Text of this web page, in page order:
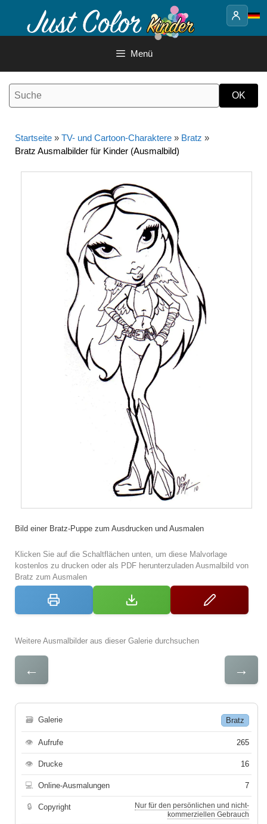
Inhalt
Menü
Startseite » TV- und Cartoon-Charaktere » Bratz »
Bratz Ausmalbilder für Kinder (Ausmalbild)
Bild einer Bratz-Puppe zum Ausdrucken und Ausmalen
Klicken Sie auf die Schaltflächen unten, um diese Malvorlage
kostenlos zu drucken oder als PDF herunterzuladen Ausmalbild von
Bratz zum Ausmalen
Weitere Ausmalbilder aus dieser Galerie durchsuchen
← →
🗃 Galerie Bratz
👁 Aufrufe 265
👁 Drucke 16
💻 Online-Ausmalungen 7
🔒 Copyright
Nur für den persönlichen und nicht-
kommerziellen Gebrauch